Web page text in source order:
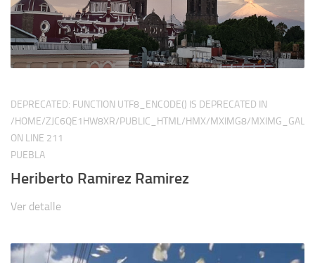
DEPRECATED: FUNCTION UTF8_ENCODE() IS DEPRECATED IN
/HOME/ZJC6QE1HW8XR/PUBLIC_HTML/HMX/MXIMG8/
ON LINE 211
PUEBLA
Heriberto Ramirez Ramirez
Ver detalle